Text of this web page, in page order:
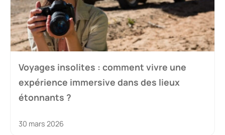
Voyages insolites : comment vivre une
expérience immersive dans des lieux
étonnants ?
30 mars 2026